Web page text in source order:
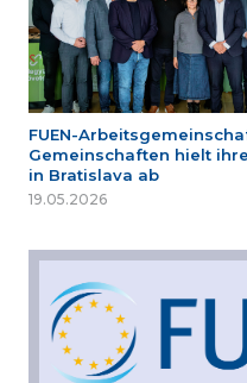
FUEN-
Gemeinschaften hielt
in Bratislava ab
19.05.2026